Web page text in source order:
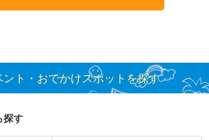
ト・おでかけスポットを探す
探す